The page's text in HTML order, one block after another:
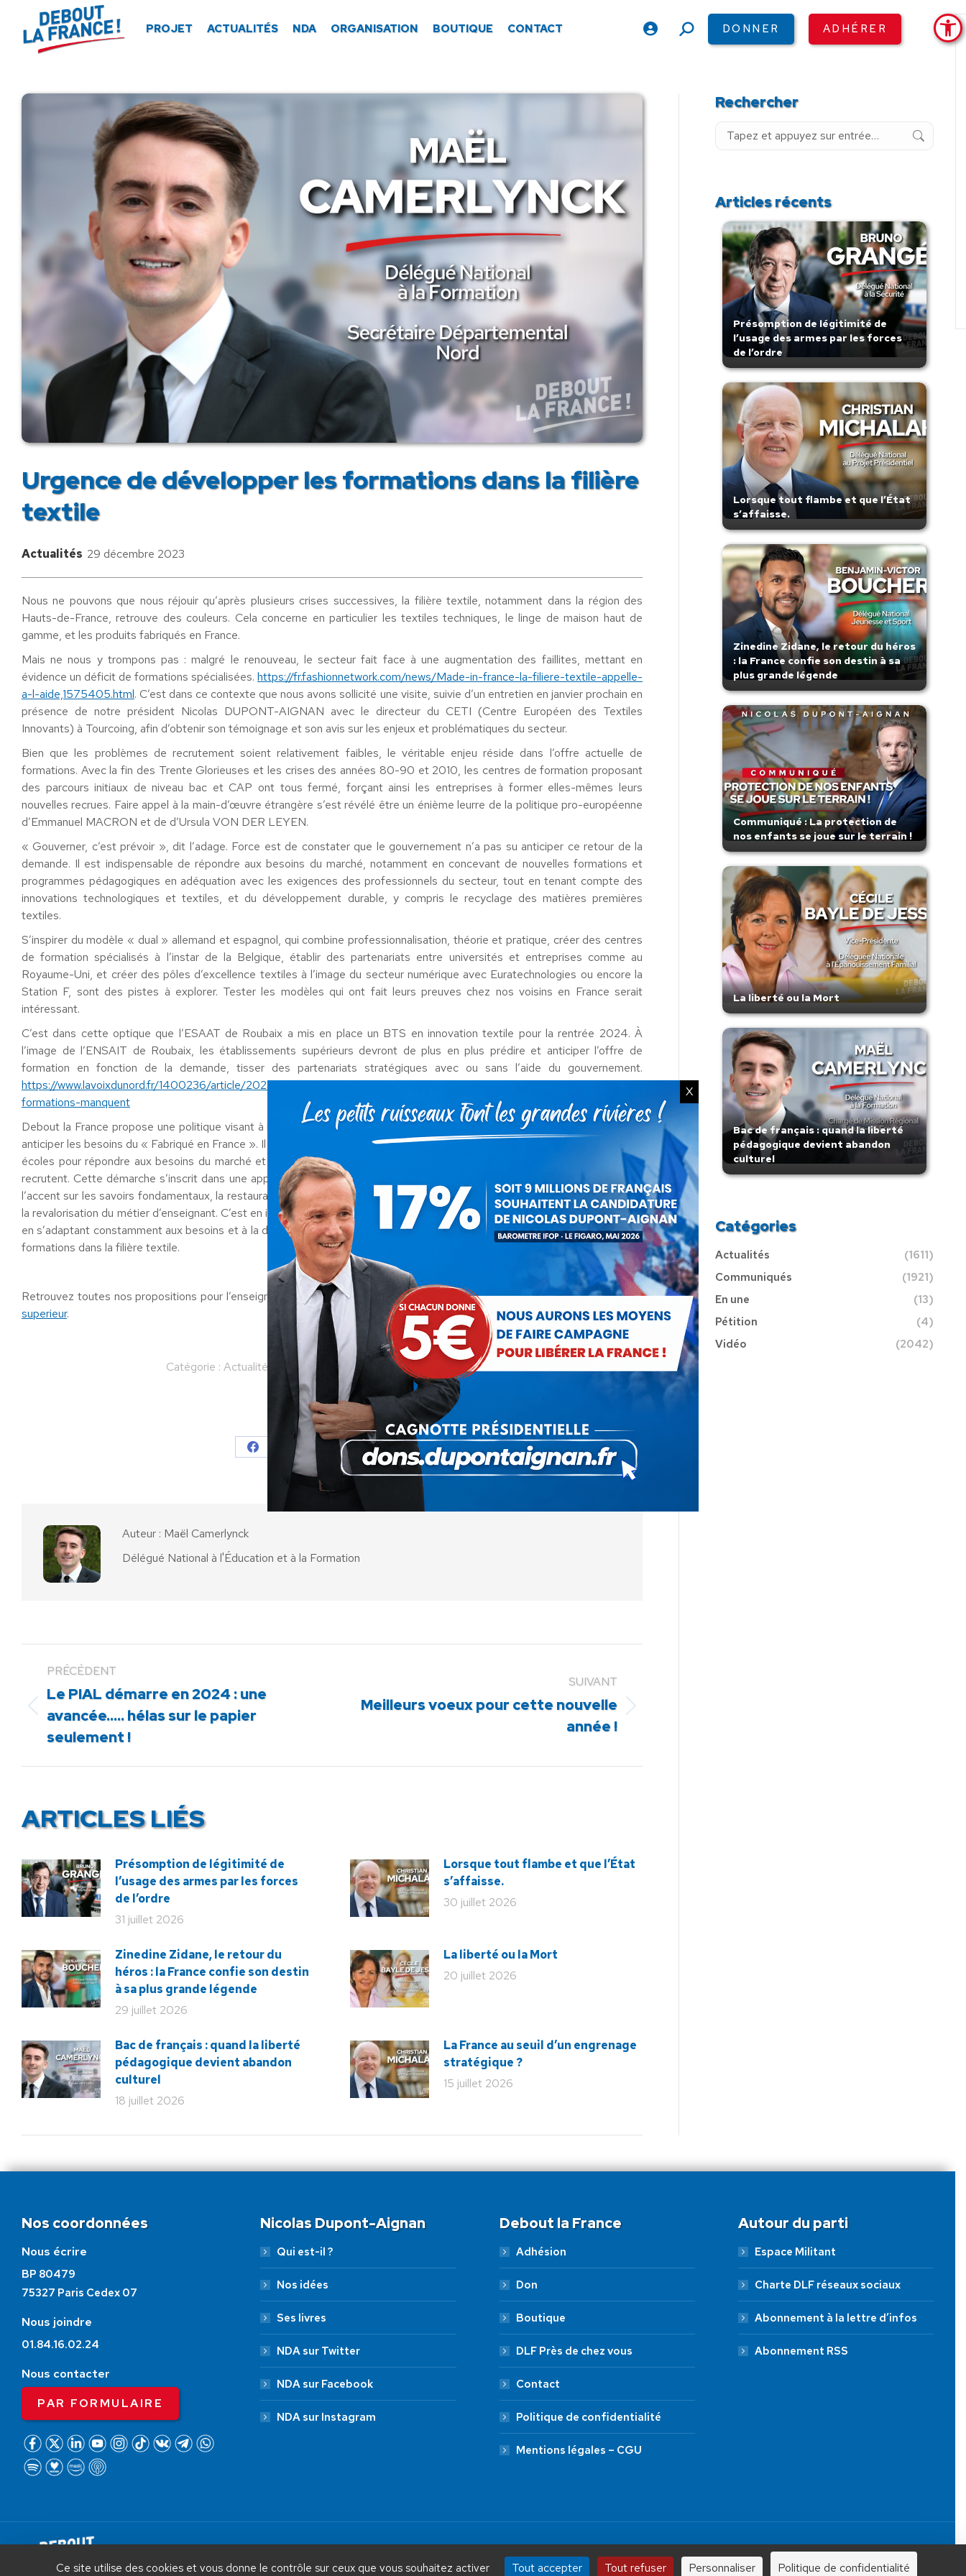
PROJET ACTUALITÉS NDA ORGANISATION BOUTIQUE CONTACT
RechercheDONNER ADHÉRER
Urgence de développer les formations dans la filière
textile
Actualités 29 décembre 2023
Nous ne pouvons que nous réjouir qu’après plusieurs crises successives, la filière textile, notamment dans la région des
Hauts-de-France, retrouve des couleurs. Cela concerne en particulier les textiles techniques, le linge de maison haut de
gamme, et les produits fabriqués en France.
Mais ne nous y trompons pas : malgré le renouveau, le secteur fait face à une augmentation des faillites, mettant en
évidence un déficit de formations spécialisées. https://fr.fashionnetwork.com/news/Made-in-france-la-filiere-textile-appelle-
a-l-aide,1575405.html. C’est dans ce contexte que nous avons sollicité une visite, suivie d’un entretien en janvier prochain en
présence de notre président Nicolas DUPONT-AIGNAN avec le directeur du CETI (Centre Européen des Textiles
Innovants) à Tourcoing, afin d’obtenir son témoignage et son avis sur les enjeux et problématiques du secteur.
Bien que les problèmes de recrutement soient relativement faibles, le véritable enjeu réside dans l’offre actuelle de
formations. Avec la fin des Trente Glorieuses et les crises des années 80-90 et 2010, les centres de formation proposant
des parcours initiaux de niveau bac et CAP ont tous fermé, forçant ainsi les entreprises à former elles-mêmes leurs
nouvelles recrues. Faire appel à la main-d’œuvre étrangère s’est révélé être un énième leurre de la politique pro-européenne
d’Emmanuel MACRON et de d’Ursula VON DER LEYEN.
« Gouverner, c’est prévoir », dit l’adage. Force est de constater que le gouvernement n’a pas su anticiper ce retour de la
demande. Il est indispensable de répondre aux besoins du marché, notamment en concevant de nouvelles formations et
programmes pédagogiques en adéquation avec les exigences des professionnels du secteur, tout en tenant compte des
innovations technologiques et textiles, et du développement durable, y compris le recyclage des matières premières
textiles.
S’inspirer du modèle « dual » allemand et espagnol, qui combine professionnalisation, théorie et pratique, créer des centres
de formation spécialisés à l’instar de la Belgique, établir des partenariats entre universités et entreprises comme au
Royaume-Uni, et créer des pôles d’excellence textiles à l’image du secteur numérique avec Euratechnologies ou encore la
Station F, sont des pistes à explorer. Tester les modèles qui ont fait leurs preuves chez nos voisins en France serait
intéressant.
C’est dans cette optique que l’ESAAT de Roubaix a mis en place un BTS en innovation textile pour la rentrée 2024. À
l’image de l’ENSAIT de Roubaix, les établissements supérieurs devront de plus en plus prédire et anticiper l’offre de
formation en fonction de la demande, tisser des partenariats stratégiques avec ou sans l’aide du gouvernement.
https://www.lavoixdunord.fr/1400236/article/2023-11-24/industrie-textile-les-entreprises-recrutent-nouveau-mais-les-
formations-manquent
Debout la France propose une politique visant à revaloriser les filières professionnelles et technologiques, notamment pour
anticiper les besoins du « Fabriqué en France ». Il s’agit de doter la formation des moyens nécessaires, en accompagnant les
écoles pour répondre aux besoins du marché et ainsi favoriser l’émergence de nouvelles formations dans les secteurs qui
recrutent. Cette démarche s’inscrit dans une approche plus large visant à redynamiser l’école de la République, en mettant
l’accent sur les savoirs fondamentaux, la restauration de l’autorité des professeurs, la confiance dans l’institution scolaire, et
la revalorisation du métier d’enseignant. C’est en innovant, en appliquant les mesures concrètes précédemment exposées et
en s’adaptant constamment aux besoins et à la demande du marché du travail que la France pourra faire face à la pénurie de
formations dans la filière textile.
Retrouvez toutes nos propositions pour l’enseignement supérieur sur
https://www.debout-la-france.fr/projet/enseignement-
superieur.
Catégorie : Actualités Par Maël Camerlynck 29 décembre 2023
Partager cet article
Partager
Facebook
Partager
sur
Partager
sur
Partager
sur
Partager
sur
WhatsApp
Auteur : Maël Camerlynck
Délégué National à l'Éducation et à la Formation
PRÉCÉDENT
Article
précédent
Le PIAL démarre en 2024 : une
avancée….. hélas sur le papier
seulement !
SUIVANT
Article
Meilleurs voeux pour cette nouvelle
année !
ARTICLES LIÉS
Présomption de légitimité de
l’usage des armes par les forces
de l’ordre
31 juillet 2026
Lorsque tout flambe et que l’État
s’affaisse.
30 juillet 2026
Zinedine Zidane, le retour du
héros : la France confie son destin
à sa plus grande légende
29 juillet 2026
La liberté ou la Mort
20 juillet 2026
Bac de français : quand la liberté
pédagogique devient abandon
culturel
18 juillet 2026
La France au seuil d’un engrenage
stratégique ?
15 juillet 2026
Rechercher
Recherche
Articles récents
Présomption de légitimité de
l’usage des armes par les forces
de l’ordre
Lorsque tout flambe et que l’État
s’affaisse.
Zinedine Zidane, le retour du héros
: la France confie son destin à sa
plus grande légende
Communiqué : La protection de
nos enfants se joue sur le terrain !
La liberté ou la Mort
Bac de français : quand la liberté
pédagogique devient abandon
culturel
Catégories
Actualités
(1611)
Communiqués
(1921)
En une
(13)
Pétition
(4)
Vidéo
(2042)
Nos coordonnées
Nous écrire
BP 80479
75327 Paris Cedex 07
Nous joindre
01.84.16.02.24
Nous contacter
PAR FORMULAIRE
Nicolas Dupont-Aignan
Qui est-il ?
Nos idées
Ses livres
NDA sur Twitter
NDA sur Facebook
NDA sur Instagram
Debout la France
Adhésion
Don
Boutique
DLF Près de chez vous
Contact
Politique de confidentialité
Mentions légales – CGU
Autour du parti
Espace Militant
Charte DLF réseaux sociaux
Abonnement à la lettre d’infos
Abonnement RSS
Tous droits réservés.
X
AIDEZ NOUS À
JE FAIS UN DON À DLF
ADHÉSION 20 € 50 € 100 € 250 €
Panneau de gestion des cookies
Ce site utilise des cookies et vous donne le contrôle sur ceux que vous souhaitez activer Tout accepter Tout refuser Personnaliser Politique de confidentialité